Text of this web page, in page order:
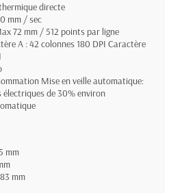
directe
mm / sec
72 mm / 512 points par ligne
A : 42 colonnes 180 DPI Caractère
Mise en veille automatique:
électriques de 30% environ
mm
mm